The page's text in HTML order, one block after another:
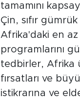
tamamını
Çin, sıfır
Afrika'daki en
programlarını
tedbirler, Afrika
fırsatları ve
istikrarına ve